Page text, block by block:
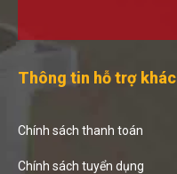
Thông tin hỗ trợ
Chính sách thanh toán
Chính sách tuyển dụng